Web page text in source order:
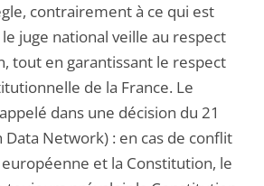
contrairement à ce qui est
juge national veille au respect
tout en garantissant le respect
de la France. Le
dans une décision du 21
Data Network) : en cas de conflit
et la Constitution, le